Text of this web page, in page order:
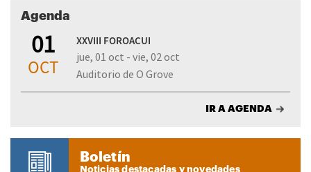
Agenda
01
OCT
XXVIII FOROACUI
jue, 01 oct - vie, 02 oct
Auditorio de O Grove
IR A AGENDA
Boletín
Noticias destacadas y novedades